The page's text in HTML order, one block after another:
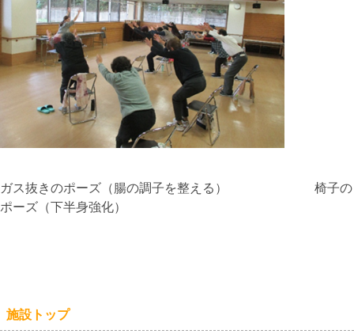
ガス抜きのポーズ（腸の調子を整える） 椅子の
ポーズ（下半身強化）
施設トップ